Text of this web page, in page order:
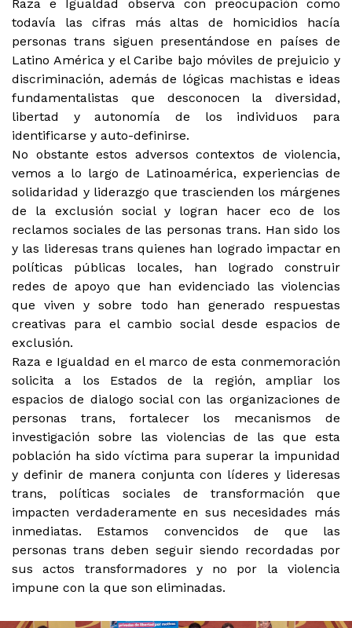
Raza e Igualdad observa con preocupación como
todavía las cifras más altas de homicidios hacía
personas trans siguen presentándose en países de
Latino América y el Caribe bajo móviles de prejuicio y
discriminación, además de lógicas machistas e ideas
fundamentalistas que desconocen la diversidad,
libertad y autonomía de los individuos para
identificarse y auto-definirse.
No obstante estos adversos contextos de violencia,
vemos a lo largo de Latinoamérica, experiencias de
solidaridad y liderazgo que trascienden los márgenes
de la exclusión social y logran hacer eco de los
reclamos sociales de las personas trans. Han sido los
y las lideresas trans quienes han logrado impactar en
políticas públicas locales, han logrado construir
redes de apoyo que han evidenciado las violencias
que viven y sobre todo han generado respuestas
creativas para el cambio social desde espacios de
exclusión.
Raza e Igualdad en el marco de esta conmemoración
solicita a los Estados de la región, ampliar los
espacios de dialogo social con las organizaciones de
personas trans, fortalecer los mecanismos de
investigación sobre las violencias de las que esta
población ha sido víctima para superar la impunidad
y definir de manera conjunta con líderes y lideresas
trans, políticas sociales de transformación que
impacten verdaderamente en sus necesidades más
inmediatas. Estamos convencidos de que las
personas trans deben seguir siendo recordadas por
sus actos transformadores y no por la violencia
impune con la que son eliminadas.